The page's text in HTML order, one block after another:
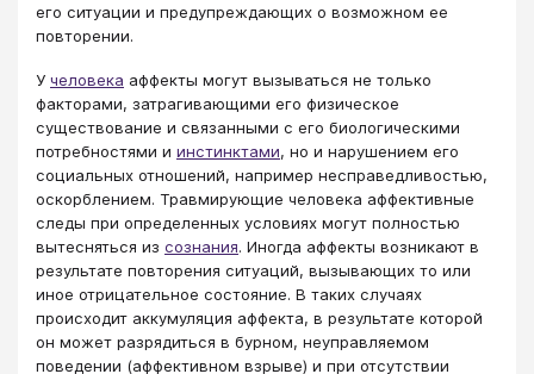
его ситуации и предупреждающих о возможном ее
повторении.
У человека аффекты могут вызываться не только
факторами, затрагивающими его физическое
существование и связанными с его биологическими
потребностями и инстинктами, но и нарушением его
социальных отношений, например несправедливостью,
оскорблением. Травмирующие человека аффективные
следы при определенных условиях могут полностью
вытесняться из сознания. Иногда аффекты возникают в
результате повторения ситуаций, вызывающих то или
иное отрицательное состояние. В таких случаях
происходит аккумуляция аффекта, в результате которой
он может разрядиться в бурном, неуправляемом
поведении (аффективном взрыве) и при отсутствии